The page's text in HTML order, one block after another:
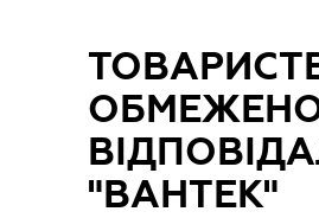
"ВАНТЕК"